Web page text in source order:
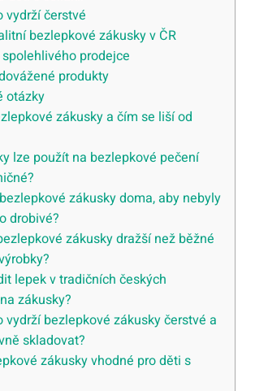
vydrží čerstvé
bezlepkové zákusky v ČR
prodejce
produkty
otázky
zákusky a čím se liší od
lze použít na bezlepkové pečení
zákusky doma, aby nebyly
drobivé?
zákusky dražší než běžné
lepek v tradičních českých
zákusky?
vydrží bezlepkové zákusky čerstvé a
skladovat?
zákusky vhodné pro děti s